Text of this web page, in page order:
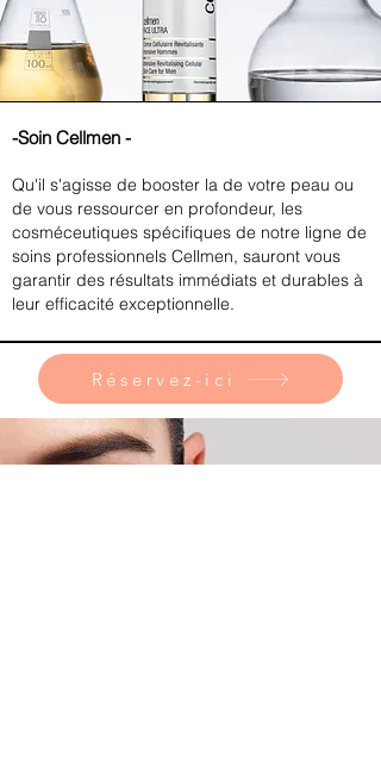
-Soin Cellmen -
Qu'il s'agisse de booster la de votre peau ou
de vous ressourcer en profondeur, les
cosméceutiques spécifiques de notre ligne de
soins professionnels Cellmen, sauront vous
garantir des résultats immédiats et durables à
leur efficacité exceptionnelle.
Réservez-ici